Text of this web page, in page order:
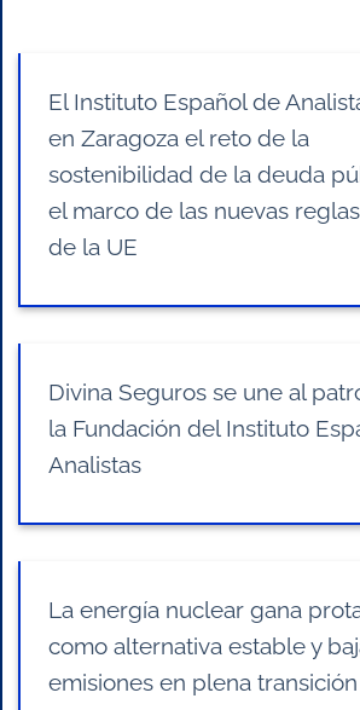
El Instituto Español de
en Zaragoza el reto de la
sostenibilidad de la deuda
el marco de las nuevas
de la UE
Divina Seguros se une al
la Fundación del Instituto
Analistas
La energía nuclear gana
como alternativa estable y
emisiones en plena transición